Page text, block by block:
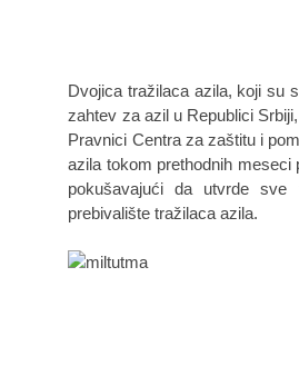
Dvojica tražilaca azila, koji su
zahtev za azil u Republici
Pravnici Centra za zaštitu i
azila tokom prethodnih meseci
pokušavajući da utvrde sve
prebivalište tražilaca azila.